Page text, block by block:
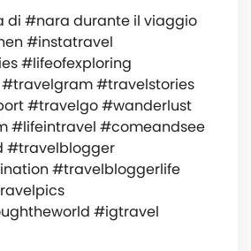
di #nara durante il viaggio
#instatravel
#lifeofexploring
#travelstories
#travelgo #wanderlust
#lifeintravel #comeandsee
#travelblogger
#travelbloggerlife
#igtravel